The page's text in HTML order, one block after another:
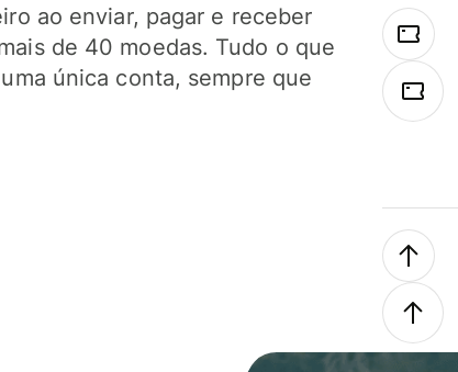
ao enviar, pagar e receber
de 40 moedas. Tudo o que
única conta, sempre que